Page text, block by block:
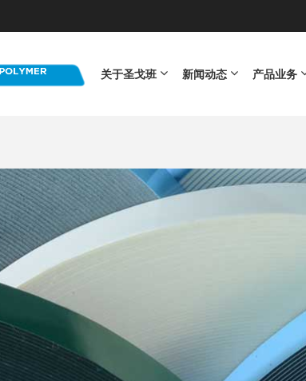
关于圣戈班 新闻动态 产品业务